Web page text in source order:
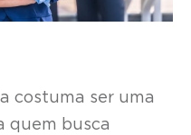
costuma ser uma
quem busca